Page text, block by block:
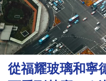
資
樓
市
理
財
從福耀玻璃和寧